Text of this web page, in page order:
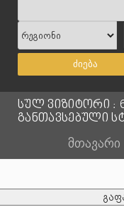
ძიება
სულ ვიზიტორი :
განთავსებული
მთავარი